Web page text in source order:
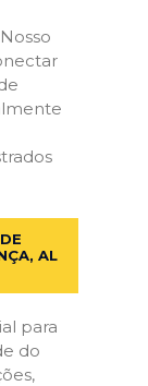
AL
para
do